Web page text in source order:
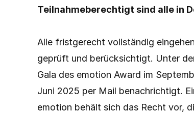
Teilnahmeberechtigt sind alle in
Alle fristgerecht vollständig
geprüft und berücksichtigt. Unter
Gala des emotion Award im
Juni 2025 per Mail benachrichtigt.
emotion behält sich das Recht vor,